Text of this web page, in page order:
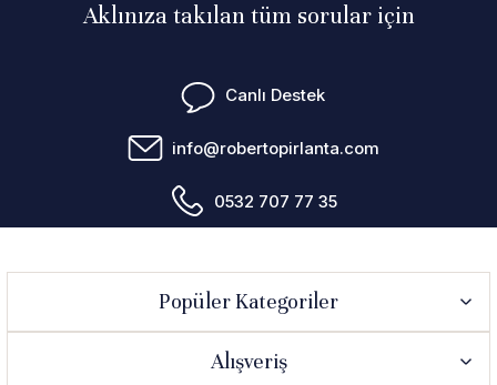
Aklınıza takılan tüm sorular için
Canlı Destek
info@robertopirlanta.com
0532 707 77 35
Popüler Kategoriler
Alışveriş